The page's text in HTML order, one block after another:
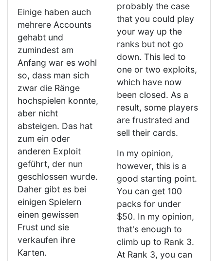
Einige haben auch
mehrere Accounts
gehabt und
zumindest am
Anfang war es wohl
so, dass man sich
zwar die Ränge
hochspielen konnte,
aber nicht
absteigen. Das hat
zum ein oder
anderen Exploit
geführt, der nun
geschlossen wurde.
Daher gibt es bei
einigen Spielern
einen gewissen
Frust und sie
verkaufen ihre
Karten.
probably the case
that you could play
your way up the
ranks but not go
down. This led to
one or two exploits,
which have now
been closed. As a
result, some players
are frustrated and
sell their cards.
In my opinion,
however, this is a
good starting point.
You can get 100
packs for under
$50. In my opinion,
that's enough to
climb up to Rank 3.
At Rank 3, you can